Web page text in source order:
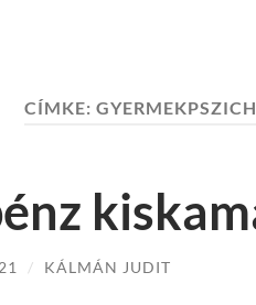
CÍMKE:
/ KÁLMÁN JUDIT